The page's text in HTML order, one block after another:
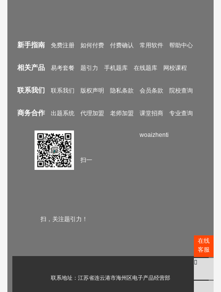
新手指南 免费注册 如何付费 付费确认 常用软件 帮助中心
相关产品 易考套餐 题引力 手机题库 在线题库 网校课程
联系我们 联系我们 版权声明 隐私条款 会员条款 院校查询
商务合作 出题系统 代理加盟 老师加盟 课堂招商 专业查询
扫一
扫，关注题引力！
woaizhenti
联系地址：江苏省连云港市海州区电子产品经营部
在线
客服